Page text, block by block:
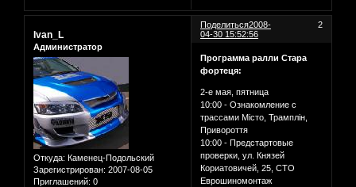
Поделиться 2
2008-
04-30 15:52:56
Ivan_L
Администратор
Откуда: Каменец-Подольский
Зарегистрирован: 2007-08-05
Приглашений: 0
Программа ралли Стара
фортеця:
2-е мая, пятница
10:00 - Ознакомление с
трассами Місто, Трамплін,
Привороття
10:00 - Предстартовые
проверки, ул. Князей
Кориатовичей, 25, СТО
Еврошиномонтаж